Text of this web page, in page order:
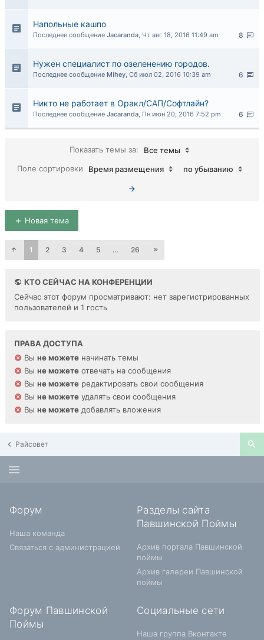
Напольные кашпо
8
Последнее сообщение Jacaranda, Чт авг 18, 2016 11:49 am
Нужен специалист по озеленению городов.
6
Последнее сообщение Mihey, Сб июл 02, 2016 10:39 am
Никто не работает в Оракл/САП/Софтлайн?
6
Последнее сообщение Jacaranda, Пн июн 20, 2016 7:52 pm
Показать темы за:
Все темы
Поле сортировки
Время размещения по убыванию
Новая тема
1 2 3 4 5 … 26
КТО СЕЙЧАС НА КОНФЕРЕНЦИИ
Сейчас этот форум просматривают: нет зарегистрированных
пользователей и 1 гость
ПРАВА ДОСТУПА
Вы не можете начинать темы
Вы не можете отвечать на сообщения
Вы не можете редактировать свои сообщения
Вы не можете удалять свои сообщения
Вы не можете добавлять вложения
Райсовет
Форум
Наша команда
Связаться с администрацией
Разделы сайта
Павшинской Поймы
Архив портала Павшинской
поймы
Архив галереи Павшинской
поймы
Форум Павшинской
Поймы
Социальные сети
Наша группа Вконтакте